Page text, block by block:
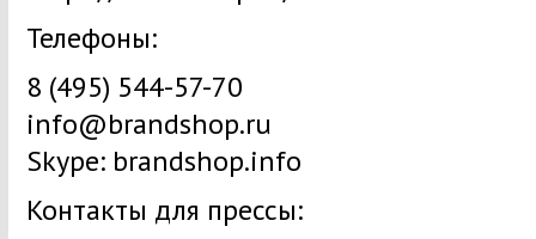
Телефоны:
8 (495) 544-57-70
info@brandshop.ru
Skype: brandshop.info
Контакты для прессы: